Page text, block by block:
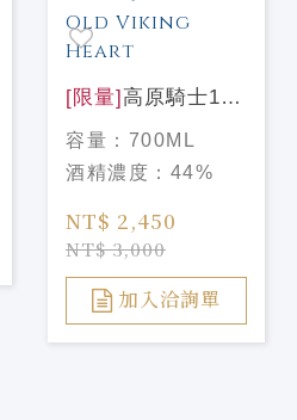
[限量] 高原騎士15
年 維京之心陶瓷瓶
700mlHighland
Park 15 Year Old
Viking Heart
容量： 700ML
酒精濃度： 44%
NT$ 2,450
NT$ 3,000
加入洽詢單